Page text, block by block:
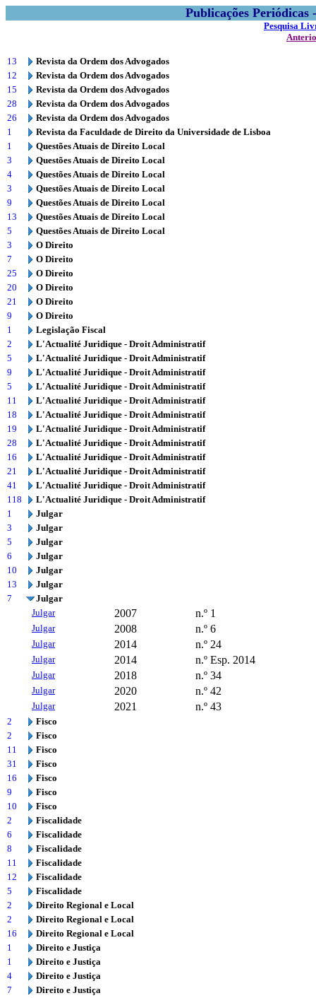
Publicações
Pesquisa
13
Revista da Ordem dos Advogados
12
Revista da Ordem dos Advogados
15
Revista da Ordem dos Advogados
28
Revista da Ordem dos Advogados
26
Revista da Ordem dos Advogados
1
Revista da Faculdade de Direito da Universidade de Lisboa
1
Questões Atuais de Direito Local
3
Questões Atuais de Direito Local
4
Questões Atuais de Direito Local
3
Questões Atuais de Direito Local
9
Questões Atuais de Direito Local
13
Questões Atuais de Direito Local
5
Questões Atuais de Direito Local
3
O Direito
7
O Direito
25
O Direito
20
O Direito
21
O Direito
9
O Direito
1
Legislação Fiscal
2
L'Actualité Juridique - Droit Administratif
5
L'Actualité Juridique - Droit Administratif
9
L'Actualité Juridique - Droit Administratif
5
L'Actualité Juridique - Droit Administratif
11
L'Actualité Juridique - Droit Administratif
18
L'Actualité Juridique - Droit Administratif
19
L'Actualité Juridique - Droit Administratif
28
L'Actualité Juridique - Droit Administratif
16
L'Actualité Juridique - Droit Administratif
21
L'Actualité Juridique - Droit Administratif
41
L'Actualité Juridique - Droit Administratif
118
L'Actualité Juridique - Droit Administratif
1
Julgar
3
Julgar
5
Julgar
6
Julgar
10
Julgar
13
Julgar
7
Julgar
Julgar
2007 n.º 1
Julgar 2008 n.º 6
Julgar 2014 n.º 24
Julgar 2014 n.º Esp. 2014
Julgar 2018 n.º 34
Julgar 2020 n.º 42
Julgar 2021 n.º 43
2
Fisco
2
Fisco
11
Fisco
31
Fisco
16
Fisco
9
Fisco
10
Fisco
2
Fiscalidade
6
Fiscalidade
8
Fiscalidade
11
Fiscalidade
12
Fiscalidade
5
Fiscalidade
2
Direito Regional e Local
2
Direito Regional e Local
16
Direito Regional e Local
1
Direito e Justiça
1
Direito e Justiça
4
Direito e Justiça
7
Direito e Justiça